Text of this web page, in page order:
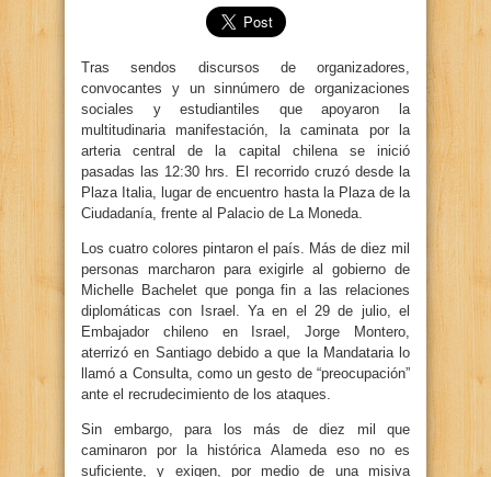
Tras sendos discursos de organizadores,
convocantes y un sinnúmero de organizaciones
sociales y estudiantiles que apoyaron la
multitudinaria manifestación, la caminata por la
arteria central de la capital chilena se inició
pasadas las 12:30 hrs. El recorrido cruzó desde la
Plaza Italia, lugar de encuentro hasta la Plaza de la
Ciudadanía, frente al Palacio de La Moneda.
Los cuatro colores pintaron el país. Más de diez mil
personas marcharon para exigirle al gobierno de
Michelle Bachelet que ponga fin a las relaciones
diplomáticas con Israel. Ya en el 29 de julio, el
Embajador chileno en Israel, Jorge Montero,
aterrizó en Santiago debido a que la Mandataria lo
llamó a Consulta, como un gesto de “preocupación”
ante el recrudecimiento de los ataques.
Sin embargo, para los más de diez mil que
caminaron por la histórica Alameda eso no es
suficiente, y exigen, por medio de una misiva